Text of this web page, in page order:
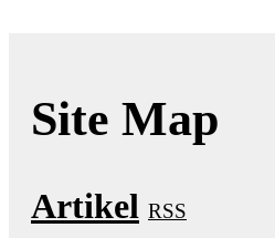
Site Map
Artikel RSS